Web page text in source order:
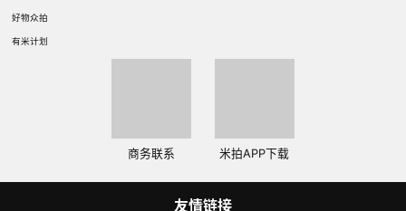
好物众拍
有米计划
商务联系 米拍APP下载
友情链接